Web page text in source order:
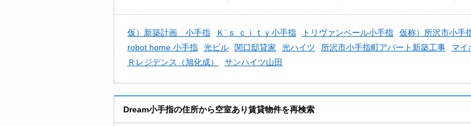
仮）新築計画 小手指 Ｋ´ｓ ｃｉｔｙ小手指 トリヴァンベール小手指 仮称）所沢市小手
robot home 小手指
光ビル 関口邸貸家 光ハイツ 所沢市小手指町アパート新築工事 マイ
Ｒレジデンス（旭化成）
サンハイツ山田
Dream小手指の住所から空室あり賃貸物件を再検索